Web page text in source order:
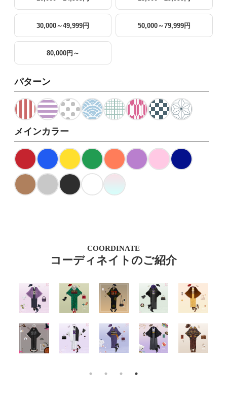
30,000～49,999円 50,000～79,999円
80,000円～
パターン
メインカラー
COORDINATE
コーディネイトのご紹介